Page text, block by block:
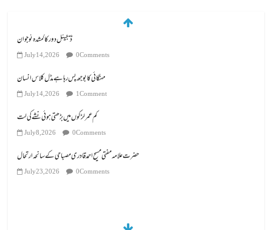
ڈیجیٹل دور کا گمشدہ نوجوان
July 14, 2026 0 Comments
مہنگائی کا بوجھ پس رہا ہے مڈل کلاس انسان
July 14, 2026 1 Comment
کم عمر لڑکوں میں بڑھتی ہوئی نشے کی لت
July 8, 2026 0 Comments
July 23, 2026 0 Comments